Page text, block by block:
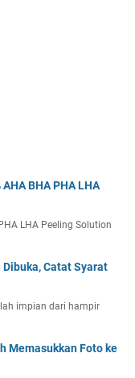
BHA PHA LHA
LHA Peeling Solution
Catat Syarat
impian dari hampir
Memasukkan Foto ke